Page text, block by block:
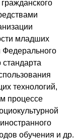
младших
Федерального
стандарта
технологий,
процессе
обучения и др.